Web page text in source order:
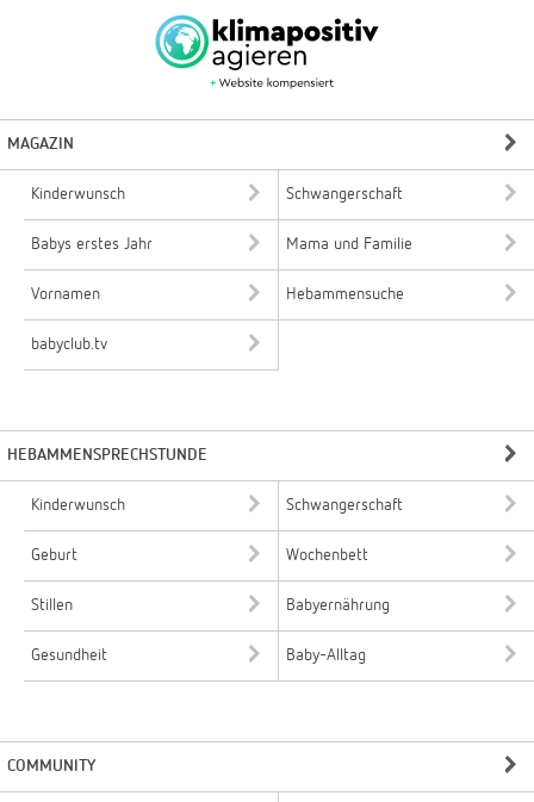
MAGAZIN
Kinderwunsch Schwangerschaft
Babys erstes Jahr Mama und Familie
Vornamen Hebammensuche
babyclub.tv
HEBAMMENSPRECHSTUNDE
Kinderwunsch Schwangerschaft
Geburt Wochenbett
Stillen Babyernährung
Gesundheit Baby-Alltag
COMMUNITY